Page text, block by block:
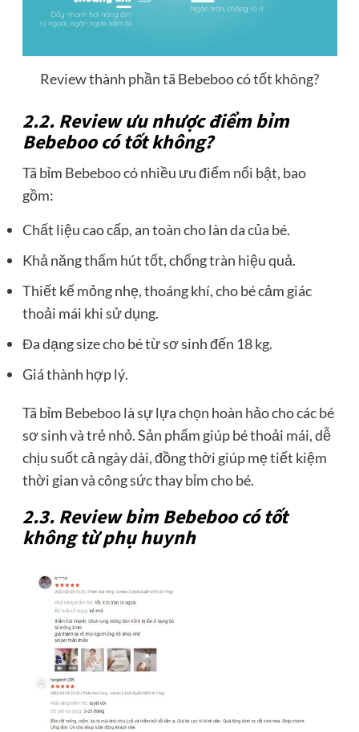
Review thành phần tã Bebeboo có tốt không?
2.2. Review ưu nhược điểm bỉm
Bebeboo có tốt không?
Tã bỉm Bebeboo có nhiều ưu điểm nổi bật, bao
gồm:
Chất liệu cao cấp, an toàn cho làn da của bé.
Khả năng thấm hút tốt, chống tràn hiệu quả.
Thiết kế mỏng nhẹ, thoáng khí, cho bé cảm giác
thoải mái khi sử dụng.
Đa dạng size cho bé từ sơ sinh đến 18 kg.
Giá thành hợp lý.
Tã bỉm Bebeboo là sự lựa chọn hoàn hảo cho các bé
sơ sinh và trẻ nhỏ. Sản phẩm giúp bé thoải mái, dễ
chịu suốt cả ngày dài, đồng thời giúp mẹ tiết kiệm
thời gian và công sức thay bỉm cho bé.
2.3. Review bỉm Bebeboo có tốt
không từ phụ huynh